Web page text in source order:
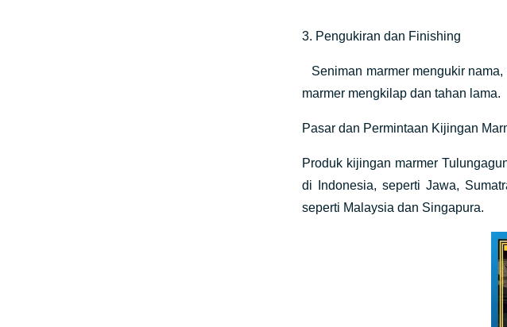
3. Pengukiran dan Finishing
Seniman marmer mengukir
marmer mengkilap dan tahan lama.
Pasar dan Permintaan Kijingan
Produk kijingan marmer
di Indonesia, seperti Jawa,
seperti Malaysia dan Singapura.